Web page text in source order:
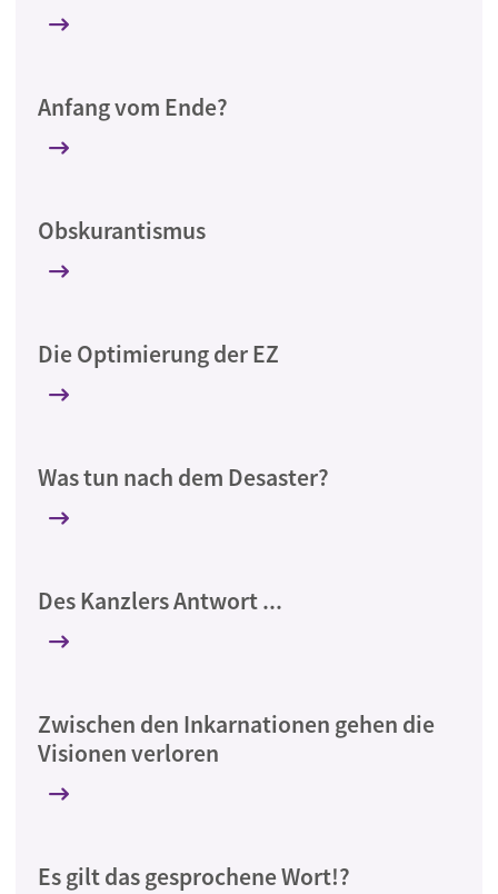
Anfang vom Ende?
Obskurantismus
Die Optimierung der EZ
Was tun nach dem Desaster?
Des Kanzlers Antwort ...
Zwischen den Inkarnationen gehen die
Visionen verloren
Es gilt das gesprochene Wort!?